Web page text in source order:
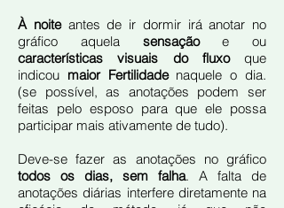
À noite antes de ir dormir irá anotar no
gráfico aquela sensaçãoe ou
características visuais do fluxo que
indicou maior Fertilidadenaquele o dia.
(se possível, as anotações podem ser
feitas pelo esposo para que ele possa
participar mais ativamente de tudo).
Deve-se fazer as anotações no gráfico
todos os dias, sem falha. A falta de
anotações diárias interfere diretamente na